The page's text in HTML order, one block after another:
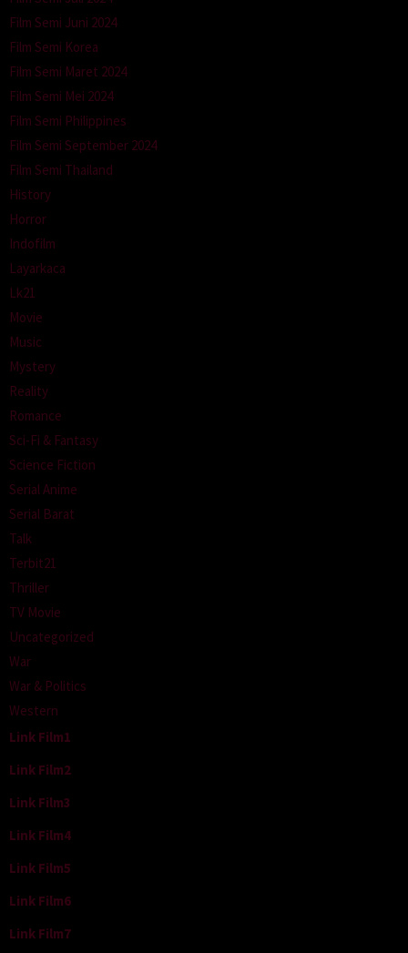
Film Semi Juni 2024
Film Semi Korea
Film Semi Maret 2024
Film Semi Mei 2024
Film Semi Philippines
Film Semi September 2024
Film Semi Thailand
History
Horror
Indofilm
Layarkaca
Lk21
Movie
Music
Mystery
Reality
Romance
Sci-Fi & Fantasy
Science Fiction
Serial Anime
Serial Barat
Talk
Terbit21
Thriller
TV Movie
Uncategorized
War
War & Politics
Western
Link Film1
Link Film2
Link Film3
Link Film4
Link Film5
Link Film6
Link Film7